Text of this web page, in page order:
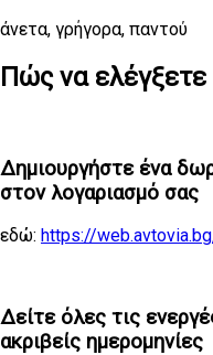
άνετα, γρήγορα, παντού
Πώς να ελέγξετε
Δημιουργήστε ένα
στον λογαριασμό σας
εδώ: https://
Δείτε όλες τις
ακριβείς ημερομηνίες